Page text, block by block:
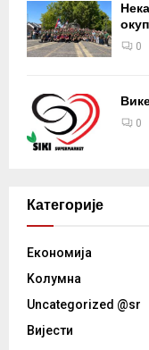
0
0
Категорије
Eкономија
Kолумнa
Uncategorized @sr
Вијести